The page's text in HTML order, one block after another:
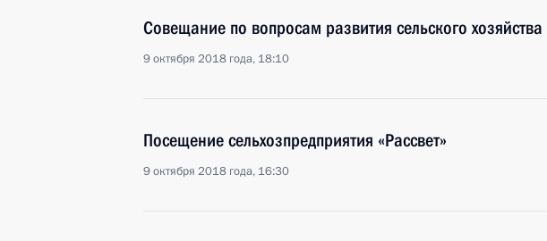
Совещание по вопросам развития сельского хозяйства
9 октября 2018 года, 18:10
Посещение сельхозпредприятия «Рассвет»
9 октября 2018 года, 16:30